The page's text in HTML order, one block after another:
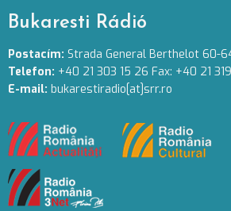
Bukaresti Rádió
Postacím: Strada General Berthelot 60-
Telefon: +40 21 303 15 26 Fax: +40 21
E-mail: bukarestiradio[at]srr.ro